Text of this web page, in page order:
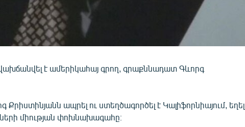
է ամերիկահայ գրող, գրաքննադատ Գևորգ
ապրել ու ստեղծագործել է Կալիֆորնիայում, եղել
միության փոխնախագահը։